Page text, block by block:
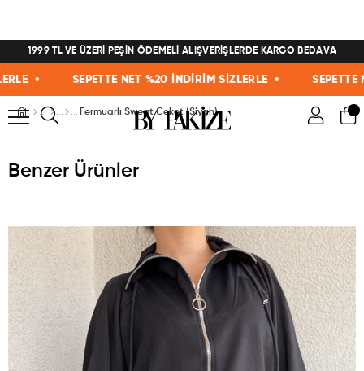
1999 TL VE ÜZERİ PEŞİN ÖDEMELİ ALIŞVERİŞLERDE KARGO BEDAVA
• SEPETTE NET %20 İNDİRİM SİZLERLE • SEPETTE
Fermuarlı Sweat Ceket (Siyah)
Benzer Ürünler